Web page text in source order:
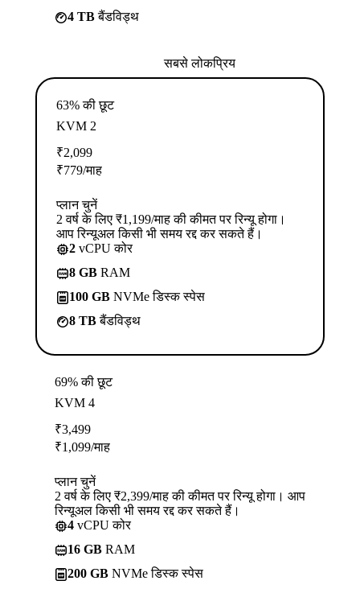
4 TBबैंडविड्थ
सबसे लोकप्रिय
63% की छूट
KVM 2
₹2,099
₹779/माह
प्लान चुनें
2 वर्ष के लिए ₹1,199/माह की कीमत पर रिन्यू होगा।
आप रिन्यूअल किसी भी समय रद्द कर सकते हैं।
2 vCPU कोर
8 GB RAM
100 GB NVMe डिस्क स्पेस
8 TBबैंडविड्थ
69% की छूट
KVM 4
₹3,499
₹1,099/माह
प्लान चुनें
2 वर्ष के लिए ₹2,399/माह की कीमत पर रिन्यू होगा। आप
रिन्यूअल किसी भी समय रद्द कर सकते हैं।
4 vCPU कोर
16 GB RAM
200 GB NVMe डिस्क स्पेस